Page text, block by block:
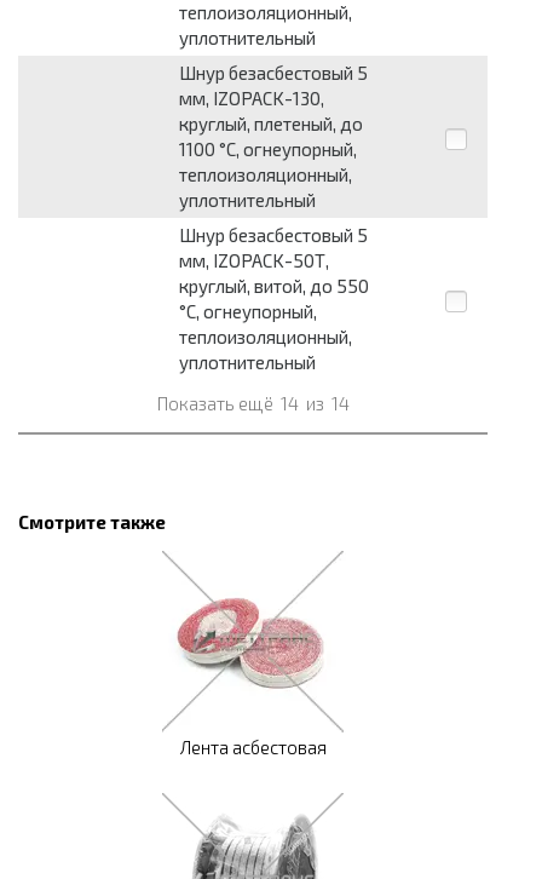
теплоизоляционный,
уплотнительный
Шнур безасбестовый 5
мм, IZOPACK-130,
круглый, плетеный, до
1100 °С, огнеупорный,
теплоизоляционный,
уплотнительный
Шнур безасбестовый 5
мм, IZOPACK-50Т,
круглый, витой, до 550
°С, огнеупорный,
теплоизоляционный,
уплотнительный
Показать ещё 14 из 14
Смотрите также
Лента асбестовая